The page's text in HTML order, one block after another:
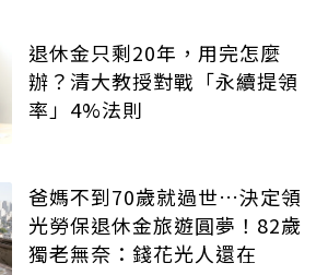
退休金只剩20年，用完怎麼
辦？清大教授對戰「永續提領
率」4%法則
爸媽不到70歲就過世…決定領
光勞保退休金旅遊圓夢！82歲
獨老無奈：錢花光人還在